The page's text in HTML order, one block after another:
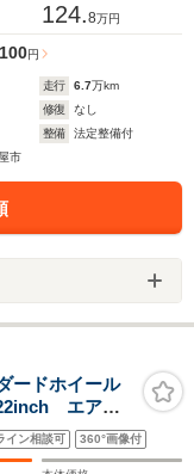
124.8万円
円
走行 6.7万km
修復
なし
整備
法定整備付
市
ードホイール
エアサ
イン相談可 360°画像付